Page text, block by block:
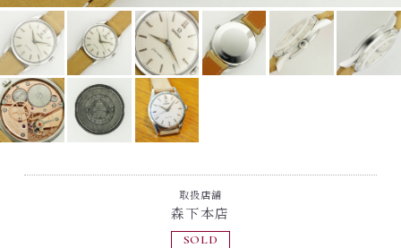
取扱店舗
森下本店
SOLD